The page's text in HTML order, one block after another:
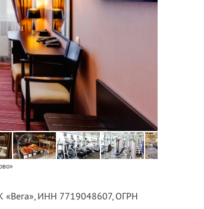
«Вега», ИНН 7719048607, ОГРН